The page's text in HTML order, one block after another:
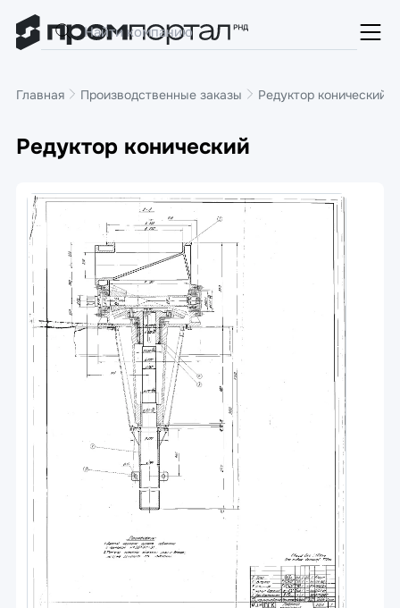
Главная Производственные заказы Редуктор конический
Редуктор конический